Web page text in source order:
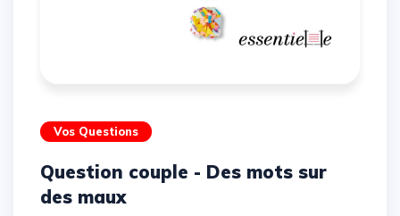
Vos Questions
Question couple - Des mots sur
des maux